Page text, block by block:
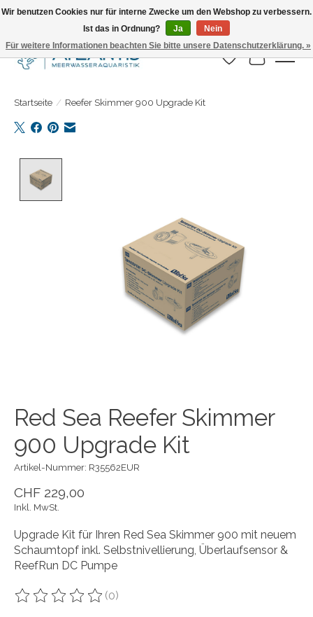
Täglicher Versand. Bestelle bis 15.00 Uhr
Wunschzettel
Ihr
Startseite / Reefer Skimmer 900 Upgrade Kit
Red Sea Reefer Skimmer
900 Upgrade Kit
Artikel-Nummer: R35562EUR
CHF 229,00
Inkl. MwSt.
Upgrade Kit für Ihren Red Sea Skimmer 900 mit neuem
Schaumtopf inkl. Selbstnivellierung, Überlaufsensor &
ReefRun DC Pumpe
Die Bewertung dieses Produkts ist
(0)
Wir benutzen Cookies nur für interne Zwecke um den Webshop zu verbessern.
Ist das in Ordnung?
Ja
Nein
Für weitere Informationen beachten Sie bitte unsere Datenschutzerklärung. »